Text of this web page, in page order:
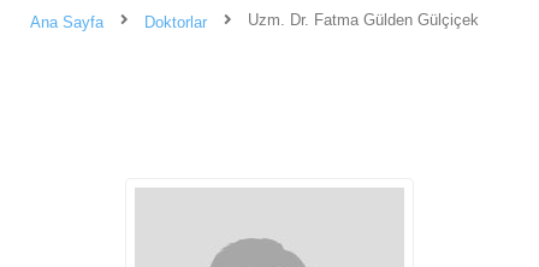
Ana Sayfa Doktorlar Uzm. Dr. Fatma Gülden Gülçiçek